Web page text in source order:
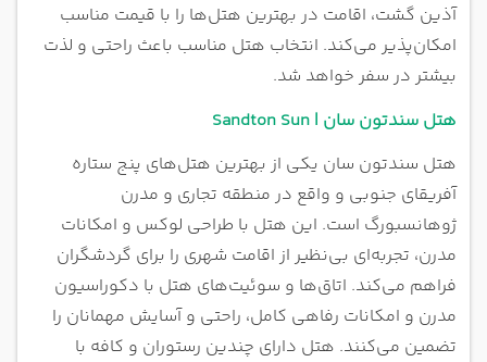
آذین گشت، اقامت در بهترین هتل‌ها را با قیمت مناسب
امکان‌پذیر می‌کند. انتخاب هتل مناسب باعث راحتی و لذت
بیشتر در سفر خواهد شد.
هتل سندتون سان | Sandton Sun
هتل سندتون سان یکی از بهترین هتل‌های پنج ستاره
آفریقای جنوبی و واقع در منطقه تجاری و مدرن
ژوهانسبورگ است. این هتل با طراحی لوکس و امکانات
مدرن، تجربه‌ای بی‌نظیر از اقامت شهری را برای گردشگران
فراهم می‌کند. اتاق‌ها و سوئیت‌های هتل با دکوراسیون
مدرن و امکانات رفاهی کامل، راحتی و آسایش مهمانان را
تضمین می‌کنند. هتل دارای چندین رستوران و کافه با